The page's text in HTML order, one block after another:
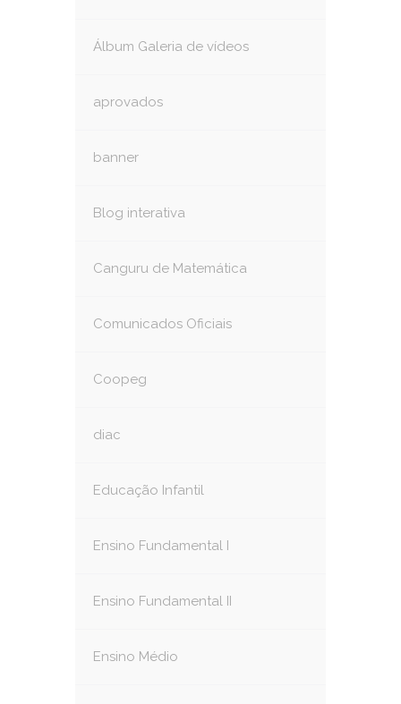
Álbum Galeria de vídeos
aprovados
banner
Blog interativa
Canguru de Matemática
Comunicados Oficiais
Coopeg
diac
Educação Infantil
Ensino Fundamental I
Ensino Fundamental II
Ensino Médio